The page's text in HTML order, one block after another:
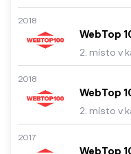
2018
WebTop
2. místo v
2018
WebTop
2. místo v
2017
WebTop